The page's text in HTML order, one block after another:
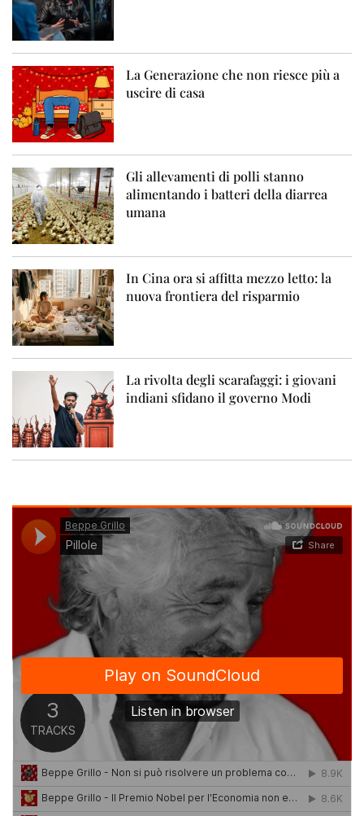
La Generazione che non riesce più a
uscire di casa
Gli allevamenti di polli stanno
alimentando i batteri della diarrea
umana
In Cina ora si affitta mezzo letto: la
nuova frontiera del risparmio
La rivolta degli scarafaggi: i giovani
indiani sfidano il governo Modi